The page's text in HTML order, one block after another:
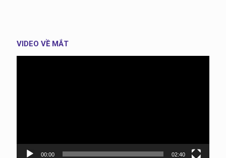
VIDEO VỀ MẮT
00:00 02:40